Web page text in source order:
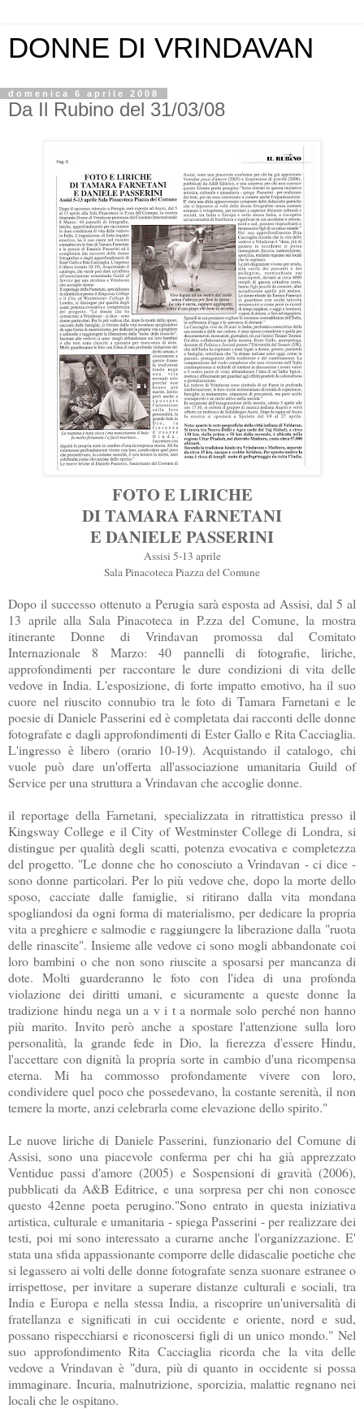
DONNE DI VRINDAVAN
domenica 6 aprile 2008
Da Il Rubino del 31/03/08
FOTO E LIRICHE
DITAMARA FARNETANI
E DANIELE PASSERINI
Assisi 5-13 aprile
Sala Pinacoteca Piazza del Comune
Dopo il successo ottenuto a Perugia sarà esposta ad Assisi, dal 5 al
13 aprile alla Sala Pinacoteca in P.zza del Comune, la mostra
itinerante Donne di Vrindavan promossa dal Comitato
Internazionale 8 Marzo: 40 pannelli di fotografie, liriche,
approfondimenti per raccontare le dure condizioni di vita delle
vedove in India. L'esposizione, di forte impatto emotivo, ha il suo
cuore nel riuscito connubio tra le foto diTamara Farnetani e le
poesie di Daniele Passerini ed è completata dai racconti delle donne
fotografate e dagli approfondimenti di Ester Gallo e Rita Cacciaglia.
L'ingresso è libero (orario 10-19). Acquistando il catalogo, chi
vuole può dare un'offerta all'associazione umanitaria Guild of
Serviceper una struttura a Vrindavan che accoglie donne.
il reportage dellaFarnetani, specializzata in ritrattistica presso il
Kingsway College e il City of WestminsterCollege di Londra, si
distingue per qualità degli scatti, potenza evocativa e completezza
del progetto. "Le donne che ho conosciuto a Vrindavan - ci dice -
sono donne particolari. Per lo più vedove che, dopo la morte dello
sposo, cacciate dalle famiglie, si ritirano dalla vita mondana
spogliandosi da ogni forma di materialismo, per dedicare la propria
vita a preghiere e salmodie e raggiungere la liberazione dalla "ruota
delle rinascite". Insieme alle vedove ci sono mogli abbandonate coi
loro bambini o che non sono riuscite a sposarsi per mancanza di
dote. Molti guarderanno le foto con l'idea di una profonda
violazione dei diritti umani, e sicuramente a queste donne la
tradizione hindu nega un a v i t a normale solo perché non hanno
più marito. Invito però anche a spostare l'attenzione sulla loro
personalità, la grande fede in Dio, la fierezza d'essere Hindu,
l'accettare con dignità la propria sorte in cambio d'una ricompensa
eterna. Mi ha commosso profondamente vivere con loro,
condividere quel poco che possedevano, la costante serenità, il non
temere la morte, anzi celebrarla come elevazione dello spirito."
Le nuove liriche di Daniele Passerini, funzionario del Comune di
Assisi, sono una piacevole conferma per chi ha già apprezzato
Ventidue passi d'amore (2005) e Sospensioni di gravità (2006),
pubblicati da A&B Editrice, e una sorpresa per chi non conosce
questo 42enne poeta perugino."Sono entrato in questa iniziativa
artistica, culturale e umanitaria - spiega Passerini - per realizzare dei
testi, poi mi sono interessato a curarne anche l'organizzazione. E'
stata una sfida appassionante comporre delle didascalie poetiche che
si legassero ai volti delle donne fotografate senza suonare estranee o
irrispettose, per invitare a superare distanze culturali e sociali, tra
India e Europa e nella stessa India, a riscoprire un'universalità di
fratellanza e significati in cui occidente e oriente, nord e sud,
possano rispecchiarsi e riconoscersi figli di un unico mondo." Nel
suo approfondimento Rita Cacciaglia ricorda che la vita delle
vedove a Vrindavan è "dura, più di quanto in occidente si possa
immaginare. Incuria, malnutrizione, sporcizia, malattie regnano nei
locali che le ospitano.